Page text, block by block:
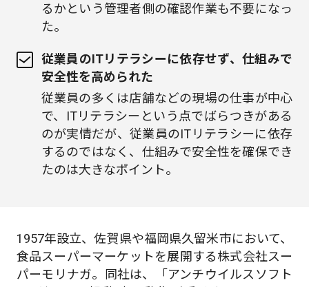
るかという管理者側の確認作業も不要になっ
た。
従業員のITリテラシーに依存せず、仕組みで
安全性を高められた
従業員の多くは店舗などの現場の仕事が中心
で、ITリテラシーという点でばらつきがある
のが実情だが、従業員のITリテラシーに依存
するのではなく、仕組みで安全性を確保でき
たのは大きなポイント。
1957年設立、佐賀県や福岡県久留米市において、
食品スーパーマーケットを展開する株式会社スー
パーモリナガ。同社は、「アンチウイルスソフト